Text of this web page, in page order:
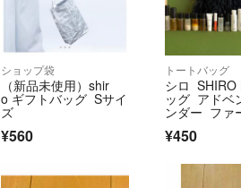
新規の方は購入前にコメン
ショップ袋
（新品未使用）shir
o ギフトバッグ Sサイ
ズ
¥560
トートバッグ
シロ SHIRO
ッグ アドベ
ンダー ファ
¥450